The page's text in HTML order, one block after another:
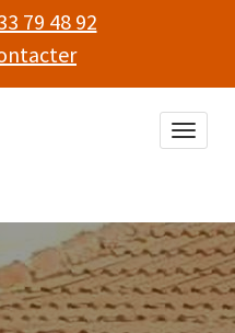
79 48 92
Toggle